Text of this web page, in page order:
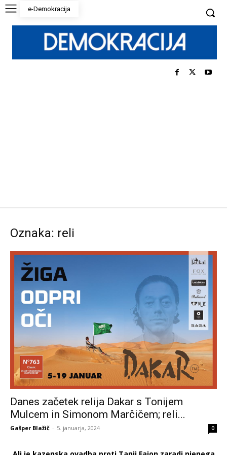
e-Demokracija
Oznaka: reli
Danes začetek relija Dakar s Tonijem
Mulcem in Simonom Marčičem; reli...
Gašper Blažič - 5. januarja, 2024 0